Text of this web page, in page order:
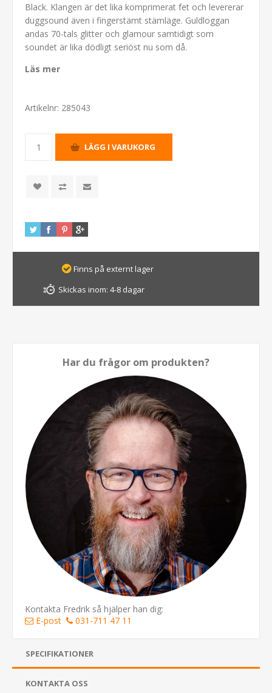
Black. Klangen är det lika komprimerat fet och levererar
duggsound även i fingerstämt stämläge. Guldloggan
andas 70-tals glitter och glamour samtidigt som
soundet är lika dödligt seriöst nu som då.
Läs mer
Artikelnr: 285043
Finns på externt lager
Skickas inom: 4-8 dagar
Har du frågor om produkten?
Kontakta Fredrik så hjälper han dig:
E-post
031-711 47 11
SPECIFIKATIONER
KONTAKTA OSS